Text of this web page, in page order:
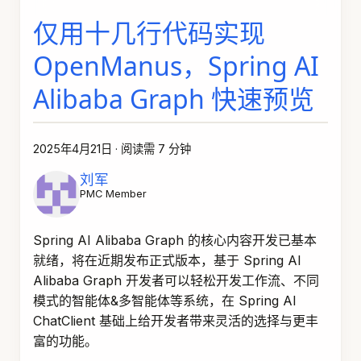
仅用十几行代码实现
OpenManus，Spring AI
Alibaba Graph 快速预览
2025年4月21日 · 阅读需 7 分钟
刘军
PMC Member
Spring AI Alibaba Graph 的核心内容开发已基本
就绪，将在近期发布正式版本，基于 Spring AI
Alibaba Graph 开发者可以轻松开发工作流、不同
模式的智能体&多智能体等系统，在 Spring AI
ChatClient 基础上给开发者带来灵活的选择与更丰
富的功能。